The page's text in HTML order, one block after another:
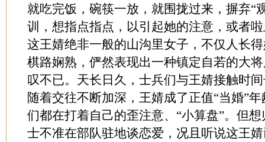
就吃完饭，碗筷一放，就围拢过来，摒弃“
训，想指点指点，以引起她的注意，或者
这王婧绝非一般的山沟里女子，不仅人长
棋路娴熟，俨然表现出一种镇定自若的大
叹不已。天长日久，士兵们与王婧接触时
随着交往不断加深，王婧成了正值“当婚”
们都在打着自己的歪注意、“小算盘”。但
士不准在部队驻地谈恋爱，况且听说这王